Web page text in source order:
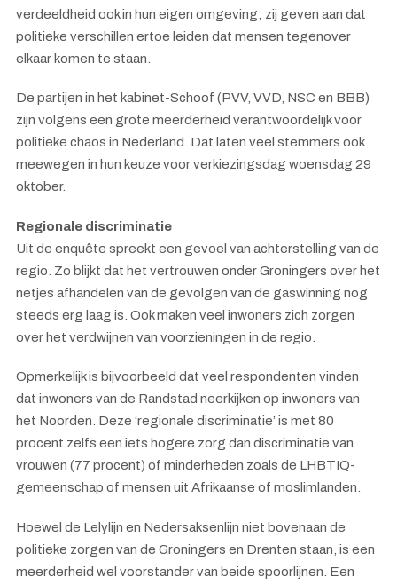
verdeeldheid ook in hun eigen omgeving; zij geven aan dat
politieke verschillen ertoe leiden dat mensen tegenover
elkaar komen te staan.
De partijen in het kabinet-Schoof (PVV, VVD, NSC en BBB)
zijn volgens een grote meerderheid verantwoordelijk voor
politieke chaos in Nederland. Dat laten veel stemmers ook
meewegen in hun keuze voor verkiezingsdag woensdag 29
oktober.
Regionale discriminatie
Uit de enquête spreekt een gevoel van achterstelling van de
regio. Zo blijkt dat het vertrouwen onder Groningers over het
netjes afhandelen van de gevolgen van de gaswinning nog
steeds erg laag is. Ook maken veel inwoners zich zorgen
over het verdwijnen van voorzieningen in de regio.
Opmerkelijk is bijvoorbeeld dat veel respondenten vinden
dat inwoners van de Randstad neerkijken op inwoners van
het Noorden. Deze ‘regionale discriminatie’ is met 80
procent zelfs een iets hogere zorg dan discriminatie van
vrouwen (77 procent) of minderheden zoals de LHBTIQ-
gemeenschap of mensen uit Afrikaanse of moslimlanden.
Hoewel de Lelylijn en Nedersaksenlijn niet bovenaan de
politieke zorgen van de Groningers en Drenten staan, is een
meerderheid wel voorstander van beide spoorlijnen. Een